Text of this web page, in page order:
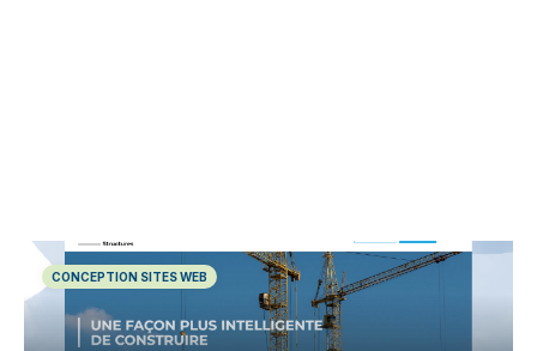
CONCEPTION SITES WEB